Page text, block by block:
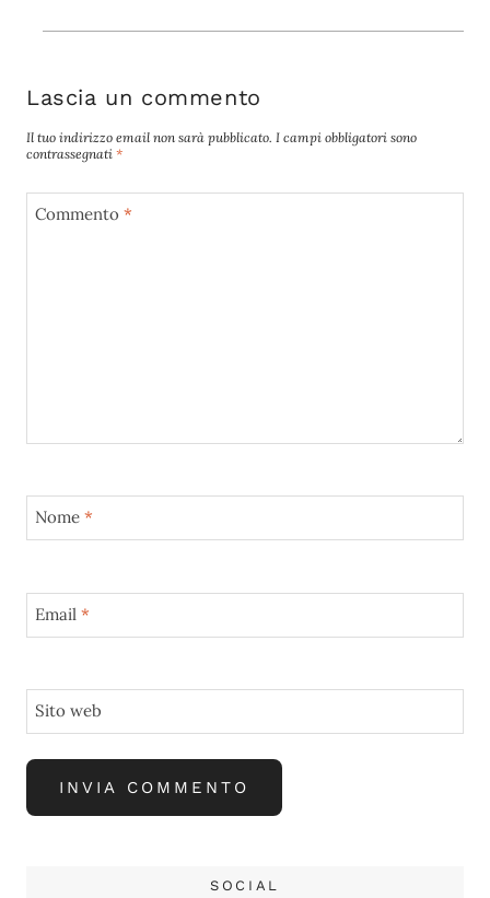
Lascia un commento
Il tuo indirizzo email non sarà pubblicato. I campi obbligatori sono
contrassegnati *
Commento *
Nome *
Email *
Sito web
SOCIAL